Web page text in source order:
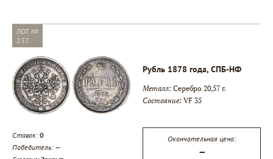
ЛОТ №
237
Рубль 1878 года, СПБ-НФ
Металл: Серебро 20,57 г.
Состояние: VF 35
Ставок:0
Победитель: —
Окончательная цена:
—